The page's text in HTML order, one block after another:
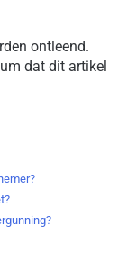
ontleend.
dat dit artikel